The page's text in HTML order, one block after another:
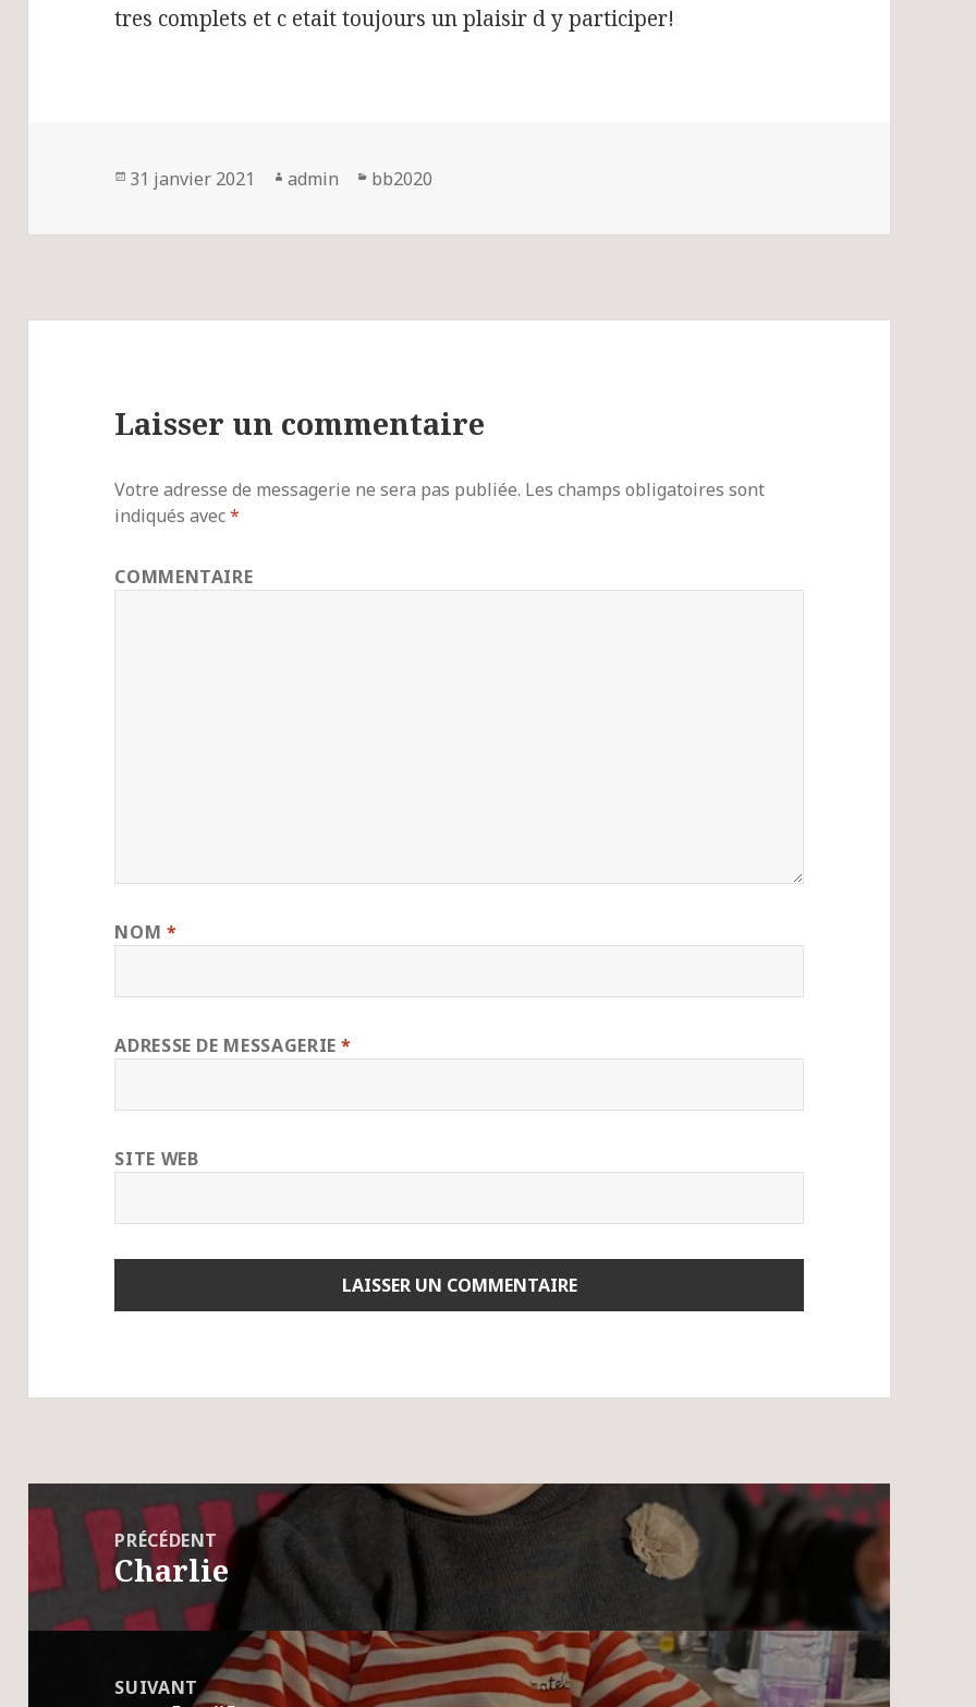
tres complets et c etait toujours un plaisir d y participer!
Publié
31 janvier 2021 Auteur
admin Catégories
bb2020
Laisser un commentaire
Votre adresse de messagerie ne sera pas publiée. Les champs obligatoires sont
indiqués avec*
COMMENTAIRE
NOM *
ADRESSE DE MESSAGERIE*
SITE WEB
Navigation
de
l’article
PRÉCÉDENT
Article
précédent :
Charlie
SUIVANT